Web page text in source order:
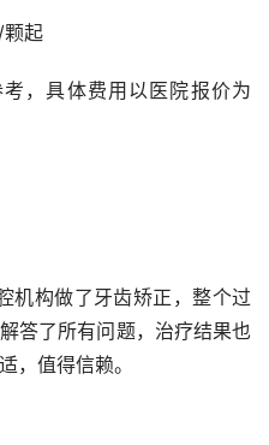
起
答了所有问题，治疗结果也
，值得信赖。